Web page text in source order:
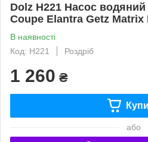
Dolz H221 Насос
Coupe Elantra Getz Matrix
В наявності
Код: H221
Роздріб
1 260 ₴
або